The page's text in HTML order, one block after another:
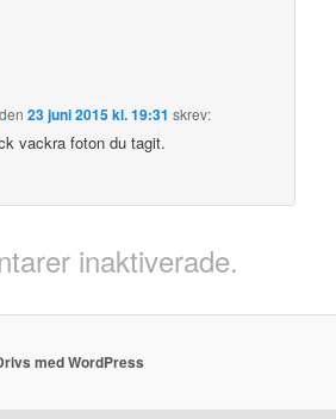
den23 juni 2015 kl. 19:31 skrev:
vackra foton du tagit.
inaktiverade.
med WordPress